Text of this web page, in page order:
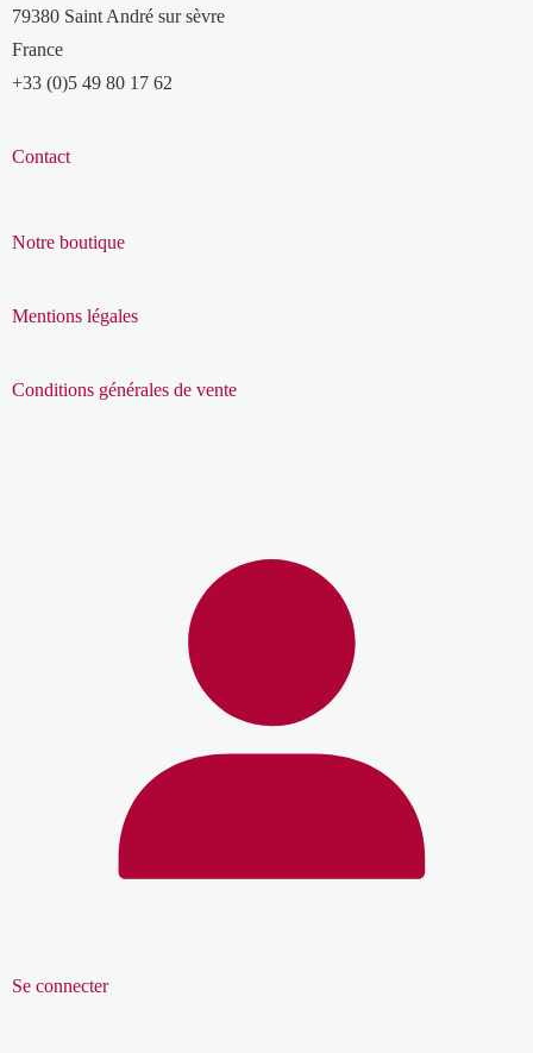
79380 Saint André sur sèvre
France
+33 (0)5 49 80 17 62
Contact
Notre boutique
Mentions légales
Conditions générales de vente
Se connecter